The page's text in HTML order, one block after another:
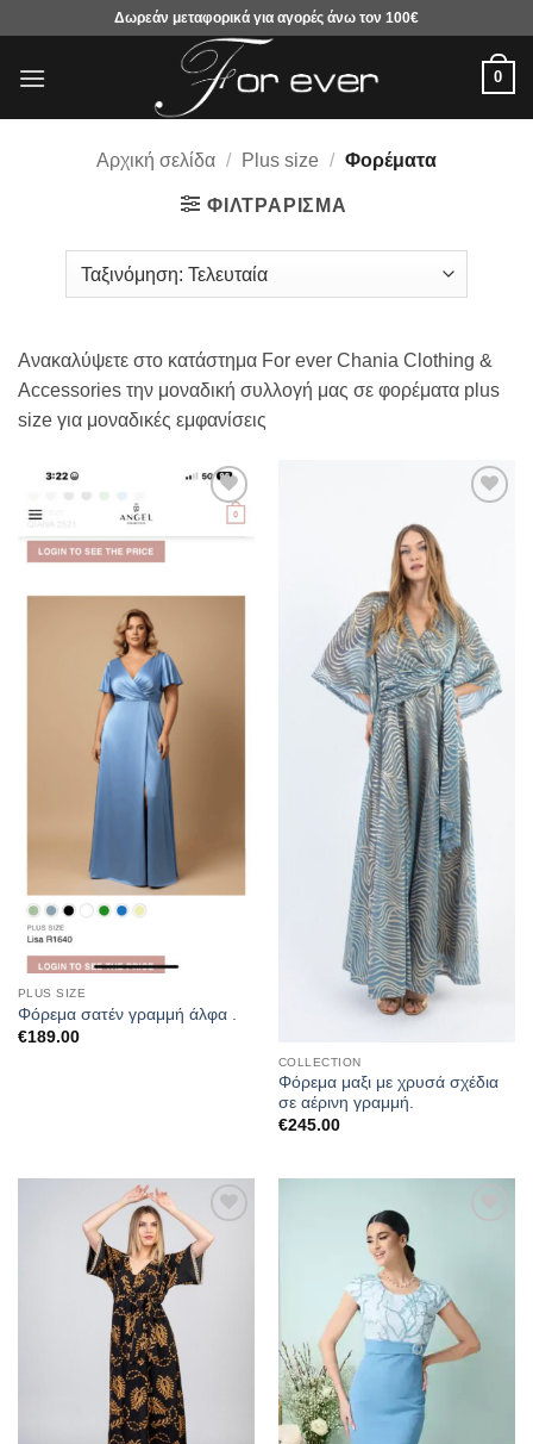
περιεχόμενο
Δωρεάν μεταφορικά για αγορές άνω τον 100€
0
Αρχική σελίδα / Plus size / Φορέματα
ΦΙΛΤΡΆΡΙΣΜΑ
Ανακαλύψετε στο κατάστημα For ever Chania Clothing &
Accessories την μοναδική συλλογή μας σε φορέματα plus
size για μοναδικές εμφανίσεις
Προσθήκη
PLUS SIZE
Φόρεμα σατέν γραμμή άλφα .
€189.00
αγαπημένα
COLLECTION
Φόρεμα μαξι με χρυσά σχέδια
σε αέρινη γραμμή.
€245.00
Προσθήκη
στα
αγαπημένα